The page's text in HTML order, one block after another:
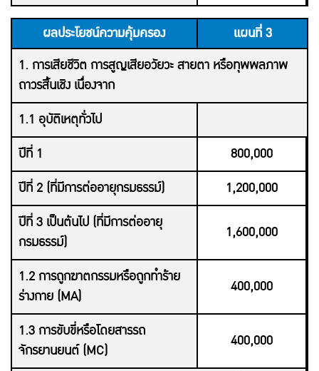
ผลประโยชน์ความคุ้มครอง
แผนที่ 3
1. การเสียชีวิต การสูญเสียอวัยวะ สายตา หรือทุพพลภาพ
ถาวรสิ้นเชิง เนื่องจาก
1.1 อุบัติเหตุทั่วไป
ปีที่ 1
800,000
ปีที่ 2 (ที่มีการต่ออายุกรมธรรม์)
1,200,000
ปีที่ 3 เป็นต้นไป (ที่มีการต่ออายุ
กรมธรรม์)
1,600,000
1.2 การถูกฆาตกรรมหรือถูกทำร้าย
ร่างกาย (MA)
400,000
1.3 การขับขี่หรือโดยสารรถ
จักรยานยนต์ (MC)
400,000